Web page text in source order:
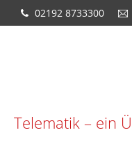
02192 8733300
Telematik – ein